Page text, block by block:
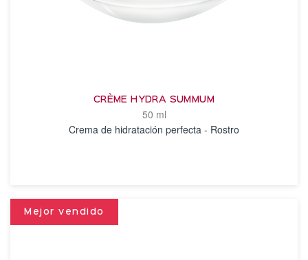
CRÈME HYDRA SUMMUM
50 ml
Crema de hidratación perfecta - Rostro
Mejor vendido